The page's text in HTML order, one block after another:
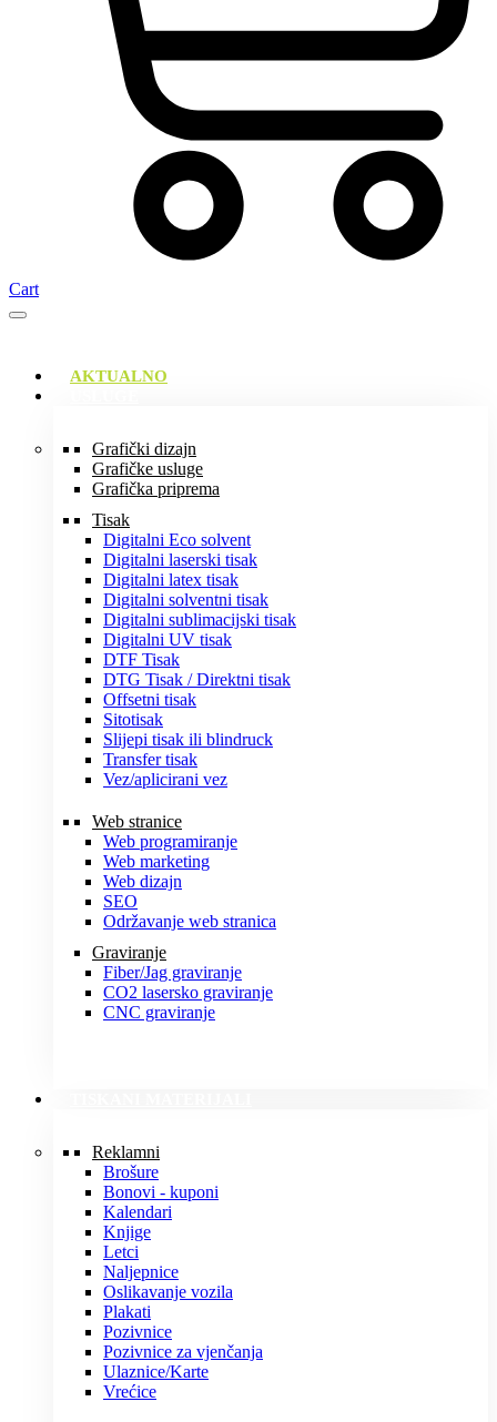
Cart
AKTUALNO
Grafički dizajn
Grafičke usluge
Grafička priprema
Tisak
Digitalni Eco solvent
Digitalni laserski tisak
Digitalni latex tisak
Digitalni solventni tisak
Digitalni sublimacijski tisak
Digitalni UV tisak
DTF Tisak
DTG Tisak / Direktni tisak
Offsetni tisak
Sitotisak
Slijepi tisak ili blindruck
Transfer tisak
Vez/aplicirani vez
Web stranice
Web programiranje
Web marketing
Web dizajn
SEO
Održavanje web stranica
Graviranje
Fiber/Jag graviranje
CO2 lasersko graviranje
CNC graviranje
Reklamni
Brošure
Bonovi - kuponi
Kalendari
Knjige
Letci
Naljepnice
Oslikavanje vozila
Plakati
Pozivnice
Pozivnice za vjenčanja
Ulaznice/Karte
Vrećice